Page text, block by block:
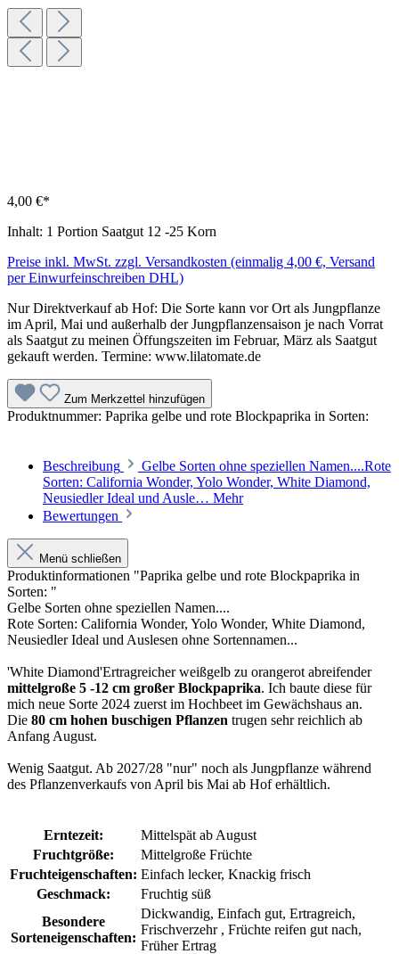
4,00 €*
Inhalt: 1 Portion Saatgut 12 -25 Korn
Preise inkl. MwSt. zzgl. Versandkosten (einmalig 4,00 €, Versand
per Einwurfeinschreiben DHL)
Nur Direktverkauf ab Hof: Die Sorte kann vor Ort als Jungpflanze
im April, Mai und außerhalb der Jungpflanzensaison je nach Vorrat
als Saatgut zu meinen Öffungszeiten im Februar, März als Saatgut
gekauft werden. Termine: www.lilatomate.de
Zum Merkzettel hinzufügen
Produktnummer: Paprika gelbe und rote Blockpaprika in Sorten:
Beschreibung
Gelbe Sorten ohne speziellen Namen....Rote
Sorten: California Wonder, Yolo Wonder, White Diamond,
Neusiedler Ideal und Ausle… Mehr
Bewertungen
Menü schließen
Produktinformationen "Paprika gelbe und rote Blockpaprika in
Sorten: "
Gelbe Sorten ohne speziellen Namen....
Rote Sorten: California Wonder, Yolo Wonder, White Diamond,
Neusiedler Ideal und Auslesen ohne Sortennamen...
'White Diamond'Ertragreicher weißgelb zu orangerot abreifender
mittelgroße 5 -12 cm großer Blockpaprika. Ich baute diese für
mich neue Sorte 2024 zuerst im Hochbeet im Gewächshaus an.
Die 80 cm hohen buschigen Pflanzen trugen sehr reichlich ab
Anfang August.
Wenig Saatgut. Ab 2027/28 "nur" noch als Jungpflanze während
des Pflanzenverkaufs von April bis Mai ab Hof erhältlich.
Erntezeit:
Mittelspät ab August
Fruchtgröße:
Mittelgroße Früchte
Fruchteigenschaften: Einfach lecker, Knackig frisch
Geschmack:
Fruchtig süß
Besondere
Sorteneigenschaften:
Dickwandig, Einfach gut, Ertragreich,
Frischverzehr , Früchte reifen gut nach,
Früher Ertrag